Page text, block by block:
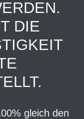
DIE
gleich den